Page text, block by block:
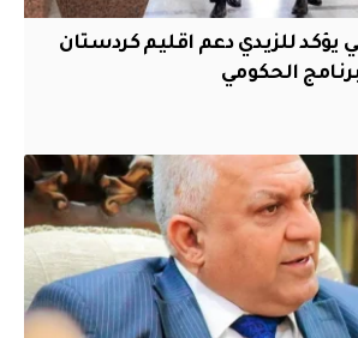
يؤكد للزيدي دعم اقليم ‏كردستان
الحكومي